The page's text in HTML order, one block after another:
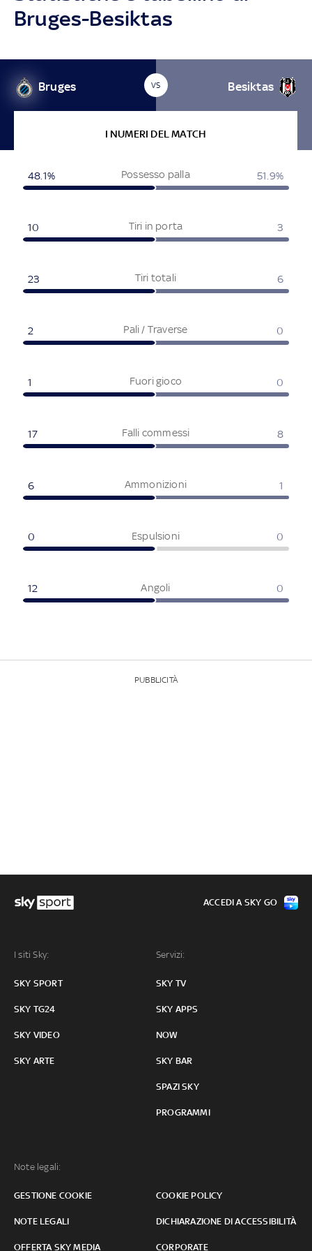
Bruges-Besiktas
Bruges VS Besiktas
I NUMERI DEL MATCH
Possesso palla
48.1% 51.9%
Tiri in porta
10 3
Tiri totali
23 6
Pali / Traverse
2 0
Fuori gioco
1 0
Falli commessi
17 8
Ammonizioni
6 1
Espulsioni
0 0
Angoli
12 0
PUBBLICITÀ
I siti Sky:
SKY SPORT
SKY TG24
SKY VIDEO
SKY ARTE
Servizi:
SKY TV
SKY APPS
NOW
SKY BAR
SPAZI SKY
PROGRAMMI
Note legali:
GESTIONE COOKIE COOKIE POLICY
NOTE LEGALI DICHIARAZIONE DI ACCESSIBILITÀ
OFFERTA SKY MEDIA CORPORATE
ACCEDI A SKY GO